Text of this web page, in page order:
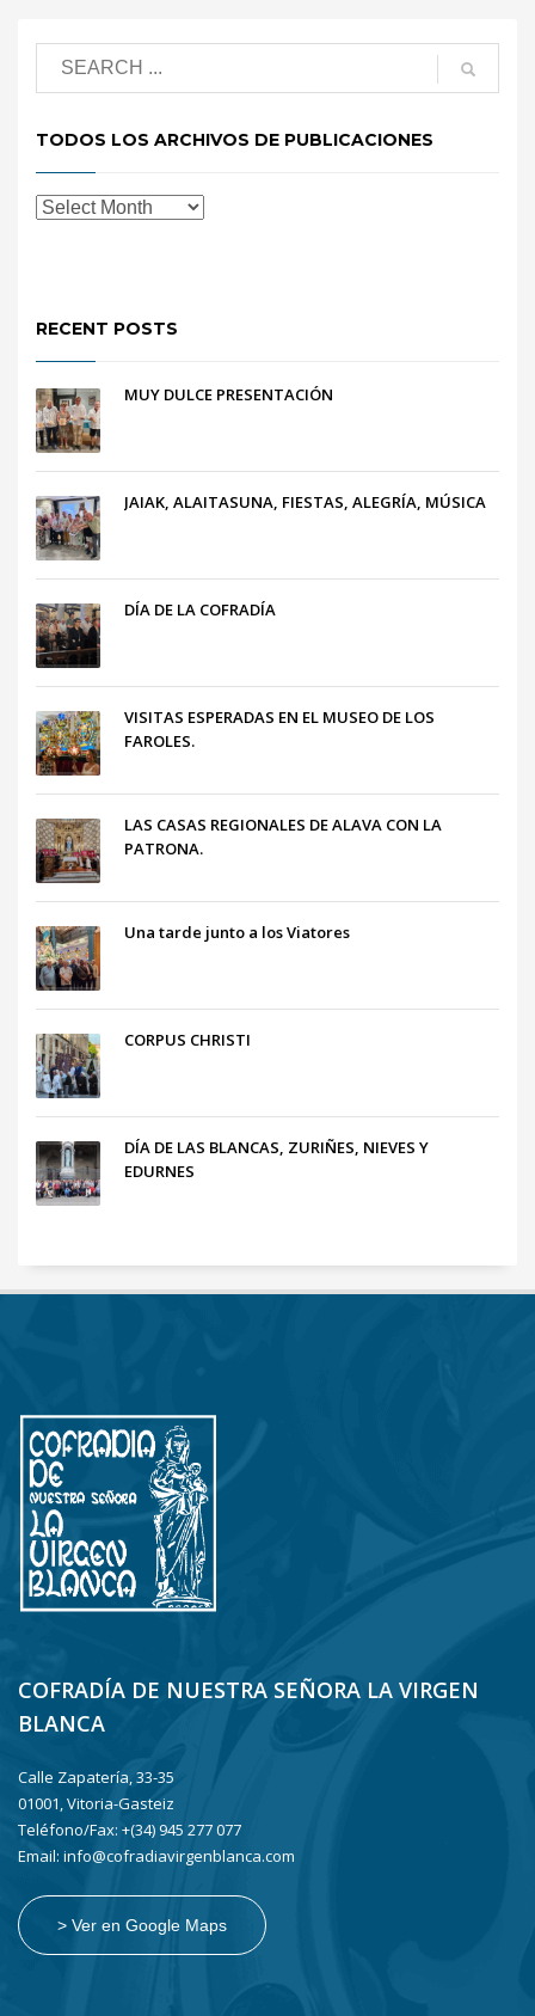
TODOS LOS ARCHIVOS DE PUBLICACIONES
RECENT POSTS
MUY DULCE PRESENTACIÓN
JAIAK, ALAITASUNA, FIESTAS, ALEGRÍA, MÚSICA
DÍA DE LA COFRADÍA
VISITAS ESPERADAS EN EL MUSEO DE LOS
FAROLES.
LAS CASAS REGIONALES DE ALAVA CON LA
PATRONA.
Una tarde junto a los Viatores
CORPUS CHRISTI
DÍA DE LAS BLANCAS, ZURIÑES, NIEVES Y
EDURNES
COFRADÍA DE NUESTRA SEÑORA LA VIRGEN
BLANCA
Calle Zapatería, 33-35
01001, Vitoria-Gasteiz
Teléfono/Fax: +(34) 945 277 077
Email: info@cofradiavirgenblanca.com
> Ver en Google Maps